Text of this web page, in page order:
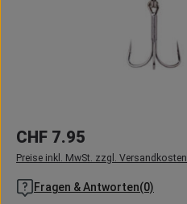
Regulärer Preis:
CHF 7.95
Preise inkl. MwSt. zzgl. Versandkosten
Fragen & Antworten(0)